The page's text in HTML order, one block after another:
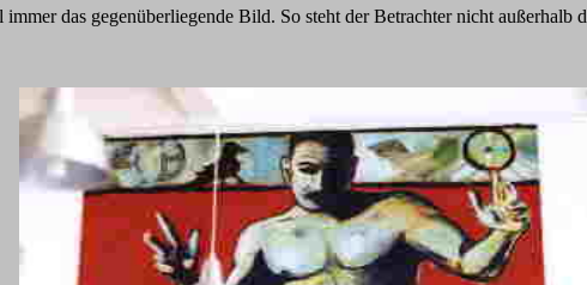
das gegenüberliegende Bild. So steht der Betrachter nicht außerhalb